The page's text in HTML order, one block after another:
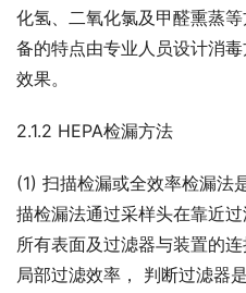
化氢、二氧化氯及甲醛熏蒸
备的特点由专业人员设计消
效果。
2.1.2 HEPA检漏方法
(1) 扫描检漏或全效率检漏法
描检漏法通过采样头在靠近
所有表面及过滤器与装置的
局部过滤效率， 判断过滤器